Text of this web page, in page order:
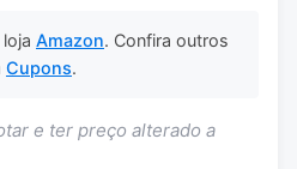
Amazon. Confira outros
Cupons.
e ter preço alterado a